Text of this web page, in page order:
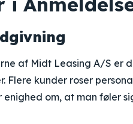
af Midt Leasing A/S er
Flere kunder roser
om, at man føler